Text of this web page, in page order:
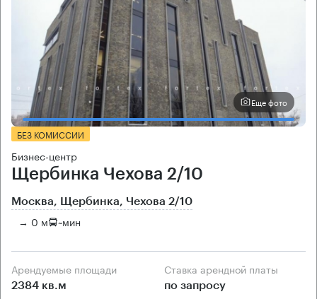
Еще фото
БЕЗ КОМИССИИ
Бизнес-центр
Щербинка Чехова 2/10
Москва, Щербинка, Чехова 2/10
→ 0 м ~мин
Арендуемые площади
2384 кв.м
Ставка арендной платы
по запросу